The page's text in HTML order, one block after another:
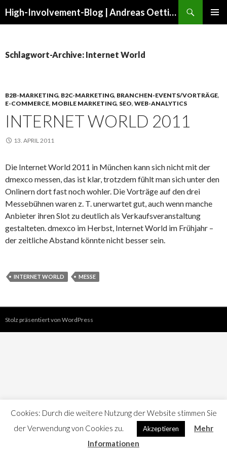
High-Involvement-Blog | Andreas Oettinger
Schlagwort-Archive: Internet World
B2B-MARKETING, B2C-MARKETING, BRANCHEN-EVENTS/VORTRÄGE,
E-COMMERCE, MOBILE MARKETING, SEO, WEB-ANALYTICS
INTERNET WORLD 2011
13. APRIL 2011
Die Internet World 2011 in München kann sich nicht mit der
dmexco messen, das ist klar, trotzdem fühlt man sich unter den
Onlinern dort fast noch wohler. Die Vorträge auf den drei
Messebühnen waren z. T. unerwartet gut, auch wenn manche
Anbieter ihren Slot zu deutlich als Verkaufsveranstaltung
gestalteten. dmexco im Herbst, Internet World im Frühjahr –
der zeitliche Abstand könnte nicht besser sein.
INTERNET WORLD MESSE
Stolz präsentiert von WordPress
Cookies: Durch die weitere Nutzung der Website stimmen Sie
der Verwendung von Cookies zu.
Akzeptieren
Mehr
Informationen